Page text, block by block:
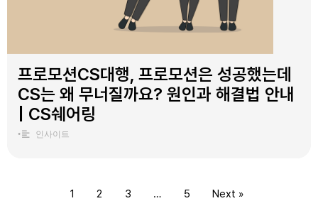
프로모션CS대행, 프로모션은 성공했는데
CS는 왜 무너질까요? 원인과 해결법 안내
| CS쉐어링
• 인사이트
1 2 3 … 5 Next »